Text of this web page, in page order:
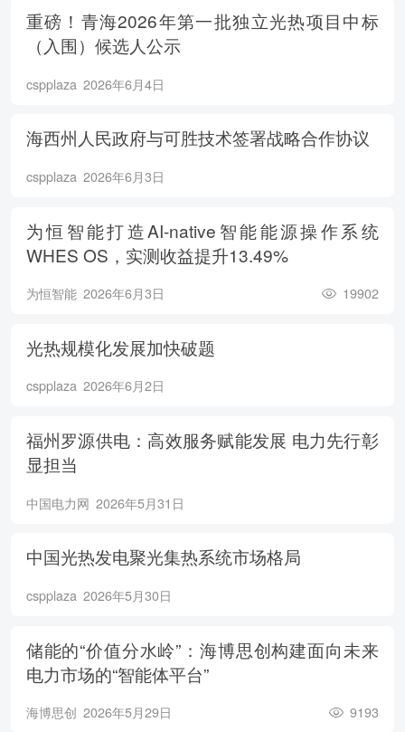
重磅！青海2026年第一批独立光热项目中标
（入围）候选人公示
cspplaza 2026年6月4日
海西州人民政府与可胜技术签署战略合作协议
cspplaza 2026年6月3日
为恒智能打造AI-native智能能源操作系统
WHES OS，实测收益提升13.49%
为恒智能 2026年6月3日 19902
光热规模化发展加快破题
cspplaza 2026年6月2日
福州罗源供电：高效服务赋能发展 电力先行彰
显担当
中国电力网 2026年5月31日
中国光热发电聚光集热系统市场格局
cspplaza 2026年5月30日
储能的“价值分水岭”：海博思创构建面向未来
电力市场的“智能体平台”
海博思创 2026年5月29日 9193